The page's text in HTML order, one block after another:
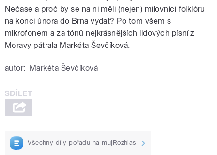
Nečase a proč by se na ni měli (nejen) milovníci folklóru
na konci února do Brna vydat? Po tom všem s
mikrofonem a za tónů nejkrásnějších lidových písní z
Moravy pátrala Markéta Ševčíková.
autor: Markéta Ševčíková
Všechny díly pořadu na mujRozhlas